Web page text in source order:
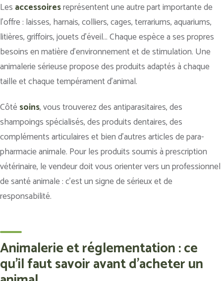
Les accessoiresreprésentent une autre part importante de
l’offre : laisses, harnais, colliers, cages, terrariums, aquariums,
litières, griffoirs, jouets d’éveil… Chaque espèce a ses propres
besoins en matière d’environnement et de stimulation. Une
animalerie sérieuse propose des produits adaptés à chaque
taille et chaque tempérament d’animal.
Côtésoins, vous trouverez des antiparasitaires, des
shampoings spécialisés, des produits dentaires, des
compléments articulaires et bien d’autres articles de para-
pharmacie animale. Pour les produits soumis à prescription
vétérinaire, le vendeur doit vous orienter vers un professionnel
de santé animale : c’est un signe de sérieux et de
responsabilité.
Animalerie et réglementation : ce
qu'il faut savoir avant d'acheter un